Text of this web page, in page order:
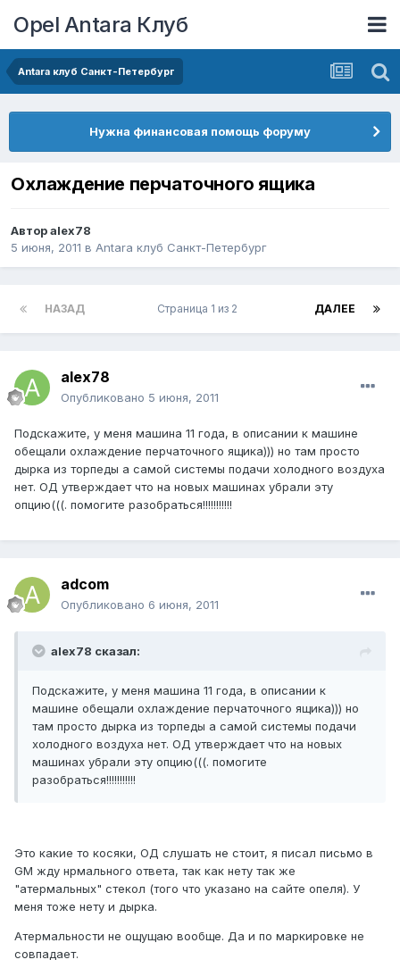
Opel Antara Клуб
Antara клуб Санкт-Петербург
Нужна финансовая помощь форуму
Охлаждение перчаточного ящика
Авторalex78
5 июня, 2011 в Antara клуб Санкт-Петербург
НАЗАД ДАЛЕЕ
Страница 1 из 2
alex78
Опубликовано 5 июня, 2011
Подскажите, у меня машина 11 года, в описании к машине
обещали охлаждение перчаточного ящика))) но там просто
дырка из торпеды а самой системы подачи холодного воздуха
нет. ОД утверждает что на новых машинах убрали эту
опцию(((. помогите разобраться!!!!!!!!!!!
adcom
Опубликовано 6 июня, 2011
alex78 сказал:
Подскажите, у меня машина 11 года, в описании к
машине обещали охлаждение перчаточного ящика))) но
там просто дырка из торпеды а самой системы подачи
холодного воздуха нет. ОД утверждает что на новых
машинах убрали эту опцию(((. помогите
разобраться!!!!!!!!!!!
Это какие то косяки, ОД слушать не стоит, я писал письмо в
GM жду нрмального ответа, так как нету так же
"атермальных" стекол (того что указано на сайте опеля). У
меня тоже нету и дырка.
Атермальности не ощущаю вообще. Да и по маркировке не
совпадает.